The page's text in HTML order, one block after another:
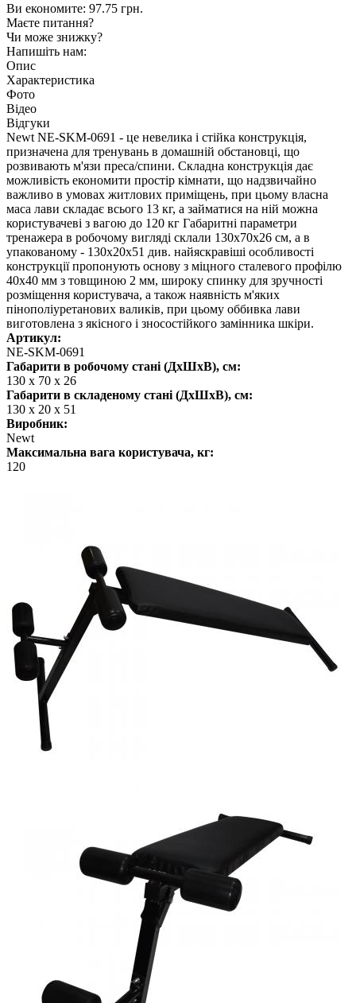
Ви економите: 97.75 грн.
Маєте питання?
Чи може знижку?
Напишіть нам:
Опис
Характеристика
Фото
Відео
Відгуки
Newt NE-SKM-0691 - це невелика і стійка конструкція,
призначена для тренувань в домашній обстановці, що
розвивають м'язи преса/спини. Складна конструкція дає
можливість економити простір кімнати, що надзвичайно
важливо в умовах житлових приміщень, при цьому власна
маса лави складає всього 13 кг, а займатися на ній можна
користувачеві з вагою до 120 кг Габаритні параметри
тренажера в робочому вигляді склали 130х70х26 см, а в
упакованому - 130х20х51 див. найяскравіші особливості
конструкції пропонують основу з міцного сталевого профілю
40х40 мм з товщиною 2 мм, широку спинку для зручності
розміщення користувача, а також наявність м'яких
пінополіуретанових валиків, при цьому оббивка лави
виготовлена з якісного і зносостійкого замінника шкіри.
Артикул:
NE-SKM-0691
Габарити в робочому стані (ДхШхВ), см:
130 х 70 х 26
Габарити в складеному стані (ДхШхВ), см:
130 х 20 х 51
Виробник:
Newt
Максимальна вага користувача, кг:
120